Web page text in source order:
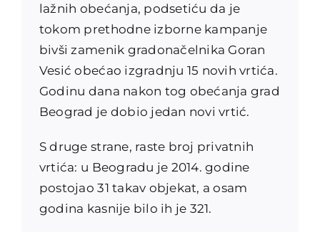
lažnih obećanja, podsetiću da je
tokom prethodne izborne kampanje
bivši zamenik gradonačelnika Goran
Vesić obećao izgradnju 15 novih vrtića.
Godinu dana nakon tog obećanja grad
Beograd je dobio jedan novi vrtić.
S druge strane, raste broj privatnih
vrtića: u Beogradu je 2014. godine
postojao 31 takav objekat, a osam
godina kasnije bilo ih je 321.